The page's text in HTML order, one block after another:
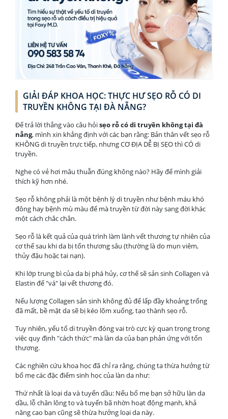
GIẢI ĐÁP KHOA HỌC: THỰC HƯ SẸO RỖ CÓ DI
TRUYỀN KHÔNG TẠI ĐÀ NẴNG?
Để trả lời thẳng vào câu hỏisẹo rỗ có di truyền không tại đà
nẵng, mình xin khẳng định với các bạn rằng: Bản thân vết sẹo rỗ
KHÔNG di truyền trực tiếp, nhưng CƠ ĐỊA DỄ BỊ SẸO thì CÓ di
truyền.
Nghe có vẻ hơi mâu thuẫn đúng không nào? Hãy để mình giải
thích kỹ hơn nhé.
Sẹo rỗ không phải là một bệnh lý di truyền như bệnh máu khó
đông hay bệnh mù màu để mà truyền từ đời này sang đời khác
một cách chắc chắn.
Sẹo rỗ là kết quả của quá trình làm lành vết thương tự nhiên của
cơ thể sau khi da bị tổn thương sâu (thường là do mụn viêm,
thủy đậu hoặc tai nạn).
Khi lớp trung bì của da bị phá hủy, cơ thể sẽ sản sinh Collagen và
Elastin để "vá" lại vết thương đó.
Nếu lượng Collagen sản sinh không đủ để lấp đầy khoảng trống
đã mất, bề mặt da sẽ bị kéo lõm xuống, tạo thành sẹo rỗ.
Tuy nhiên, yếu tố di truyền đóng vai trò cực kỳ quan trọng trong
việc quy định "cách thức" mà làn da của bạn phản ứng với tổn
thương.
Các nghiên cứu khoa học đã chỉ ra rằng, chúng ta thừa hưởng từ
bố mẹ các đặc điểm sinh học của làn da như:
Thứ nhất là loại da và tuyến dầu: Nếu bố mẹ bạn sở hữu làn da
dầu, lỗ chân lông to và tuyến bã nhờn hoạt động mạnh, khả
năng cao bạn cũng sẽ thừa hưởng loại da này.